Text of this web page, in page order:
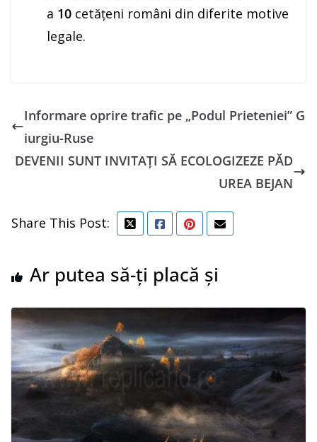
a 10 cetăţeni români din diferite motive
legale.
Informare oprire trafic pe „Podul Prieteniei” G
iurgiu-Ruse
DEVENII SUNT INVITAȚI SĂ ECOLOGIZEZE PĂD
UREA BEJAN
Share This Post:
Ar putea să-ți placă și